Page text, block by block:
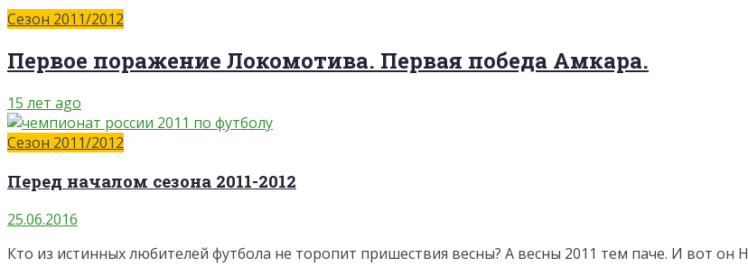
Сезон 2011/2012
Первое поражение Локомотива. Первая победа Амкара.
15 лет ago
Сезон 2011/2012
Перед началом сезона 2011-2012
25.06.2016
Кто из истинных любителей футбола не торопит пришествия весны? А весны 2011 тем паче. И вот он